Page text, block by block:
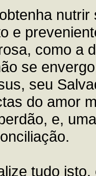
e
como a
se
seu
do amor
e,
tudo